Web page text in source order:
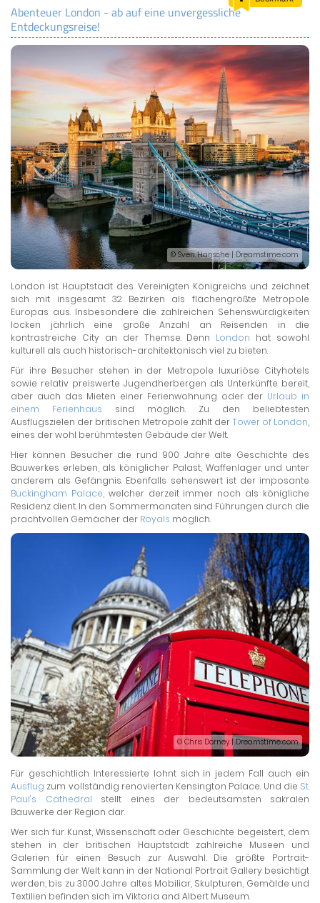
LAND & LEUTE
LERNCENTER
ENGLISCH
ENGLAND ZUHAUSE
BRITISH SHOP
Abenteuer London - ab auf eine unvergessliche
Entdeckungsreise!
© Sven Hansche | Dreamstime.com
London ist Hauptstadt des Vereinigten Königreichs und zeichnet
sich mit insgesamt 32 Bezirken als flächengrößte Metropole
Europas aus. Insbesondere die zahlreichen Sehenswürdigkeiten
locken jährlich eine große Anzahl an Reisenden in die
kontrastreiche City an der Themse. Denn London hat sowohl
kulturell als auch historisch-architektonisch viel zu bieten.
Für ihre Besucher stehen in der Metropole luxuriöse Cityhotels
sowie relativ preiswerte Jugendherbergen als Unterkünfte bereit,
aber auch das Mieten einer Ferienwohnung oder der Urlaub in
einem Ferienhaus sind möglich. Zu den beliebtesten
Ausflugszielen der britischen Metropole zählt derTower of London,
eines der wohl berühmtesten Gebäude der Welt.
Hier können Besucher die rund 900 Jahre alte Geschichte des
Bauwerkes erleben, als königlicher Palast, Waffenlager und unter
anderem als Gefängnis. Ebenfalls sehenswert ist der imposante
Buckingham Palace, welcher derzeit immer noch als königliche
Residenz dient. In den Sommermonaten sind Führungen durch die
prachtvollen Gemächer der Royals möglich.
© Chris Dorney | Dreamstime.com
Für geschichtlich Interessierte lohnt sich in jedem Fall auch ein
Ausflug zum vollständig renovierten Kensington Palace. Und die St.
Paul's Cathedral stellt eines der bedeutsamsten sakralen
Bauwerke der Region dar.
Wer sich für Kunst, Wissenschaft oder Geschichte begeistert, dem
stehen in der britischen Hauptstadt zahlreiche Museen und
Galerien für einen Besuch zur Auswahl. Die größte Portrait-
Sammlung der Welt kann in der National Portrait Gallery besichtigt
werden, bis zu 3000 Jahre altes Mobiliar, Skulpturen, Gemälde und
Textilien befinden sich im Viktoria and Albert Museum.